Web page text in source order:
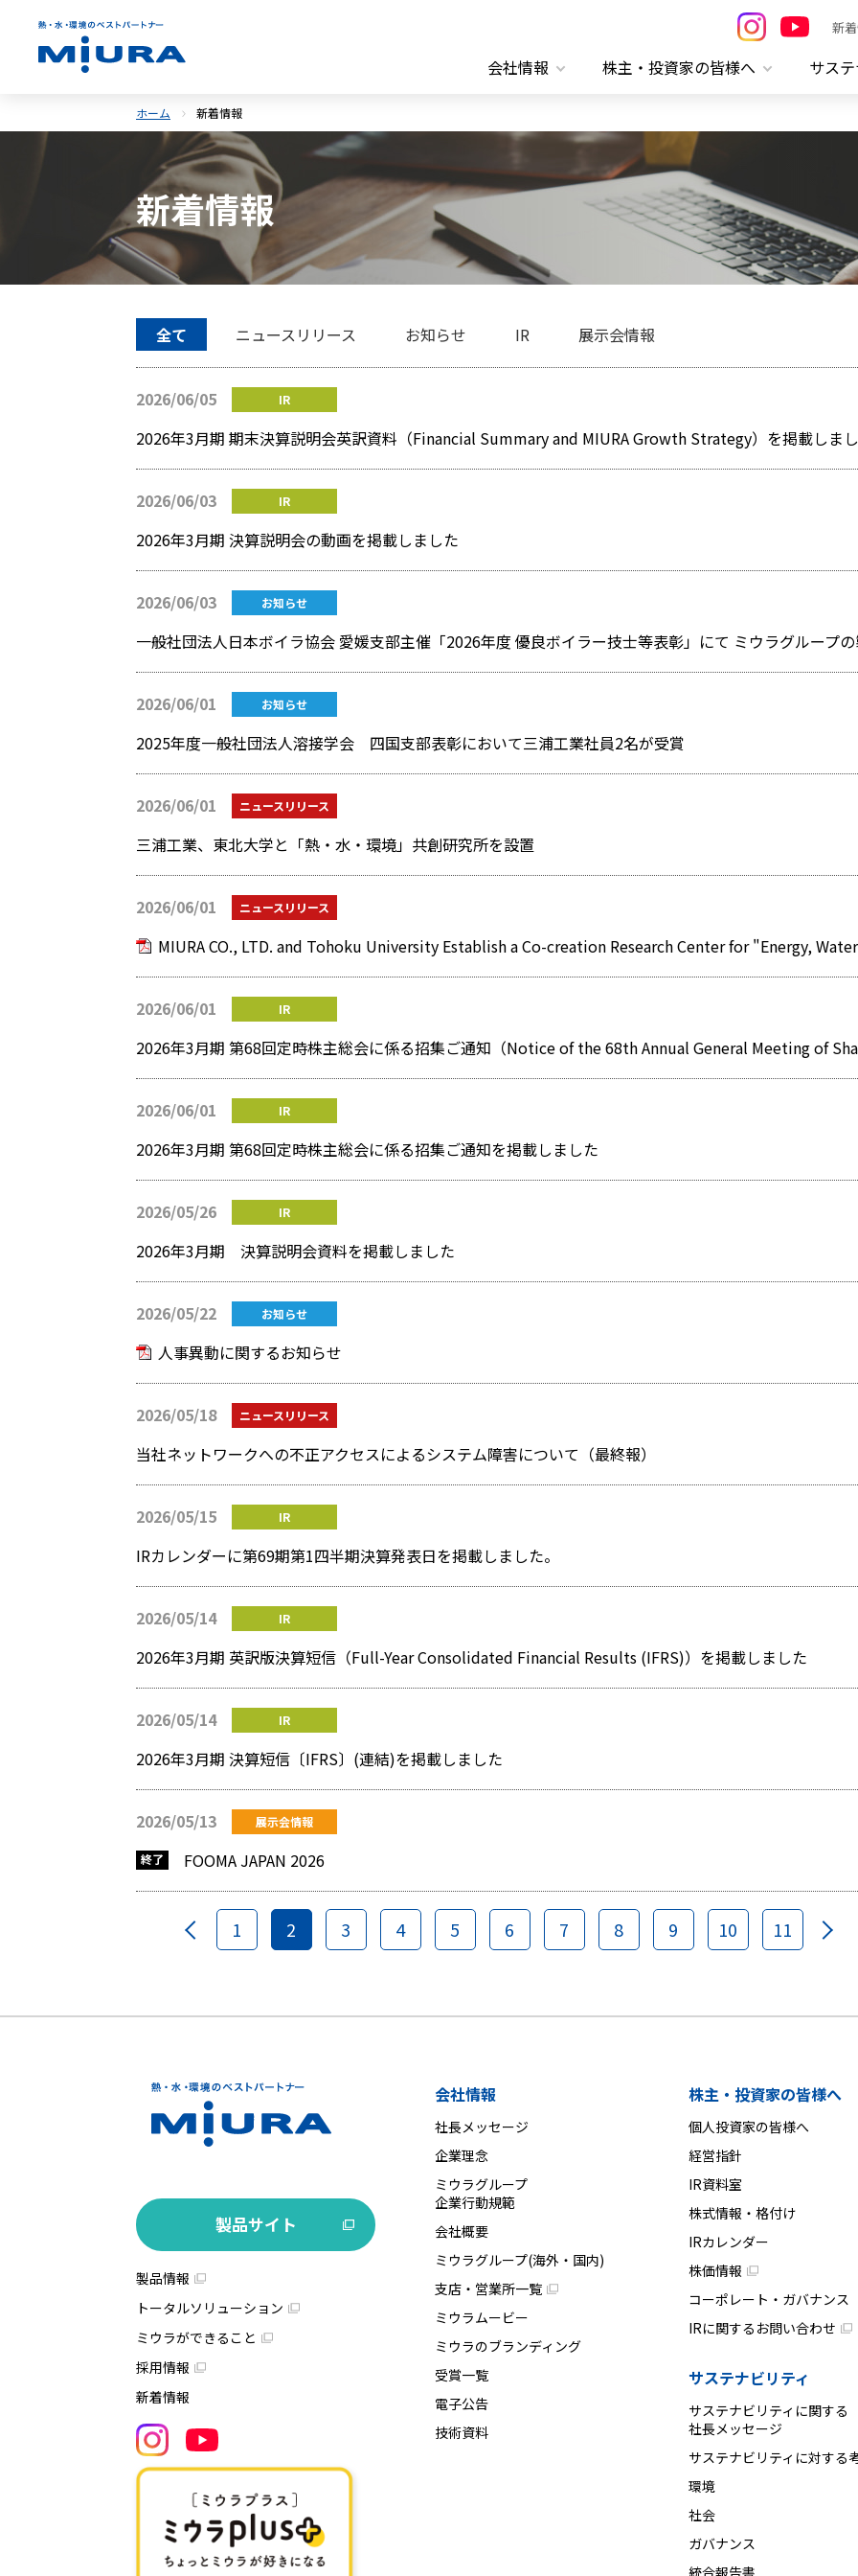
新
会社情報 株主・投資家の皆様へ サス
ホーム 新着情報
新着情報
全て ニュースリリース お知らせ IR 展示会情報
2026/06/05 IR
2026年3月期 期末決算説明会英訳資料（Financial Summary and MIURA Growth Strategy）を掲載しま
2026/06/03 IR
2026年3月期 決算説明会の動画を掲載しました
2026/06/03 お知らせ
2026/06/01 お知らせ
2025年度一般社団法人溶接学会 四国支部表彰において三浦工業社員2名が受賞
2026/06/01 ニュースリリース
三浦工業、東北大学と「熱・水・環境」共創研究所を設置
2026/06/01 ニュースリリース
2026/06/01 IR
2026/06/01 IR
2026年3月期 第68回定時株主総会に係る招集ご通知を掲載しました
2026/05/26 IR
2026年3月期 決算説明会資料を掲載しました
2026/05/22 お知らせ
人事異動に関するお知らせ
2026/05/18 ニュースリリース
当社ネットワークへの不正アクセスによるシステム障害について（最終報）
2026/05/15 IR
IRカレンダーに第69期第1四半期決算発表日を掲載しました。
2026/05/14 IR
2026年3月期 英訳版決算短信（Full-Year Consolidated Financial Results (IFRS)）を掲載しました
2026/05/14 IR
2026年3月期 決算短信〔IFRS〕(連結)を掲載しました
2026/05/13 展示会情報
FOOMA JAPAN 2026
1 2 3 4 5 6 7 8 9 10 11
製品サイト
製品情報
トータルソリューション
ミウラができること
採用情報
新着情報
会社情報
社長メッセージ
企業理念
ミウラグループ
企業行動規範
会社概要
ミウラグループ(海外・国内)
支店・営業所一覧
ミウラムービー
ミウラのブランディング
受賞一覧
電子公告
技術資料
株主・投資家の皆様へ
個人投資家の皆様へ
経営指針
IR資料室
株式情報・格付け
IRカレンダー
株価情報
コーポレート・ガバナンス
IRに関するお問い合わせ
サステナビリティ
サステナビリティに関する
社長メッセージ
サステナビリティに対する
環境
社会
ガバナンス
統合報告書